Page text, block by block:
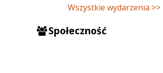
Wszystkie wydarzenia >>
Społeczność